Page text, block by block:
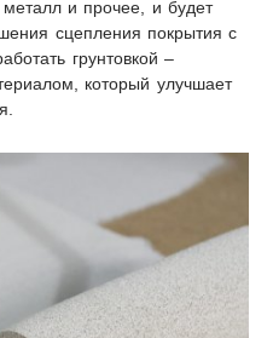
и прочее, и будет
сцепления покрытия с
грунтовкой –
который улучшает